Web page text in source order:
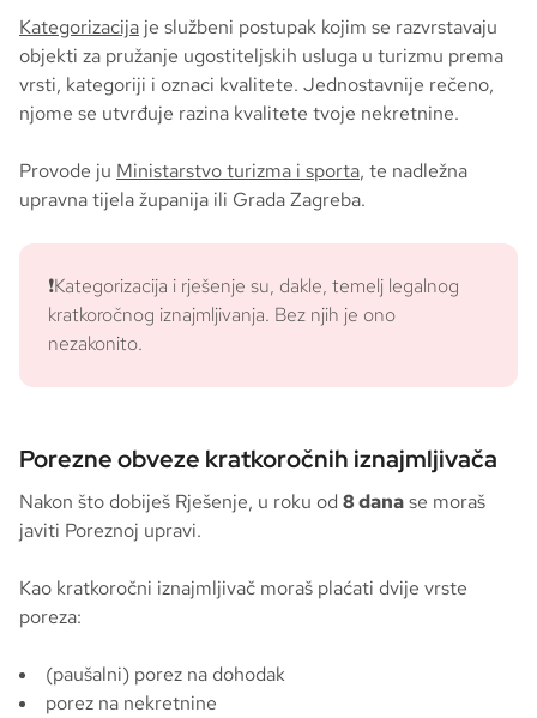
Kategorizacija je službeni postupak kojim se razvrstavaju
objekti za pružanje ugostiteljskih usluga u turizmu prema
vrsti, kategoriji i oznaci kvalitete. Jednostavnije rečeno,
njome se utvrđuje razina kvalitete tvoje nekretnine.
Provode ju Ministarstvo turizma i sporta, te nadležna
upravna tijela županija ili Grada Zagreba.
❗Kategorizacija i rješenje su, dakle, temelj legalnog
kratkoročnog iznajmljivanja. Bez njih je ono
nezakonito.
Porezne obveze kratkoročnih iznajmljivača
Nakon što dobiješ Rješenje, u roku od 8 danase moraš
javiti Poreznoj upravi.
Kao kratkoročni iznajmljivač moraš plaćati dvije vrste
poreza:
(paušalni) porez na dohodak
porez na nekretnine